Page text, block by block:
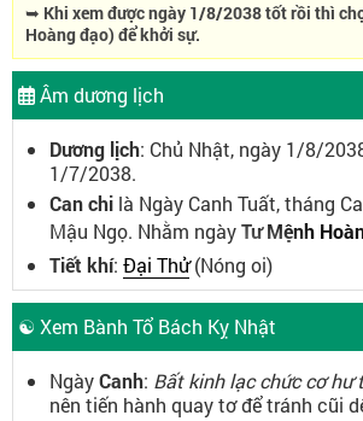
➥ Khi xem được ngày 1/8/2038 tốt rồi thì
Hoàng đạo) để khởi sự.
Âm dương lịch
Dương lịch: Chủ Nhật, ngày 1/8/
1/7/2038.
Can chi là Ngày Canh Tuất, tháng
Mậu Ngọ. Nhằm ngàyTư Mệnh
Tiết khí: Đại Thử(Nóng oi)
☯ Xem Bành Tổ Bách Kỵ Nhật
NgàyCanh: Bất kinh lạc chức cơ hư
nên tiến hành quay tơ để tránh cũi